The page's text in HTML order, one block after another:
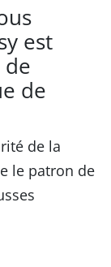
est
de
de la
le patron de